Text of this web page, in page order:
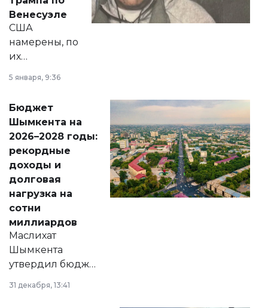
личного здоровья.
Венесуэле
США
намерены, по
их
принести
народу
Венесуэлы.
5 января, 9:36
Бюджет
Шымкента на
2026–2028 годы:
рекордные
доходы и
долговая
нагрузка на
сотни
миллиардов
Маслихат
Шымкента
утвердил бюджет
города на 2026–
2028 годы.
31 декабря, 13:41